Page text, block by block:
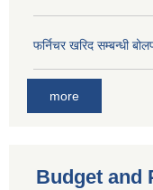
फर्निचर खरिद सम्बन्धी
more
Budget and